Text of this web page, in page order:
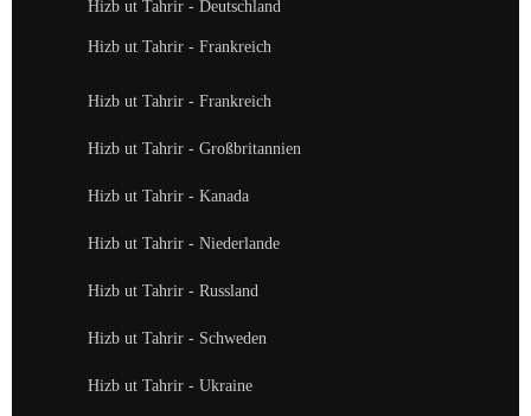
Hizb ut Tahrir - Deutschland
Hizb ut Tahrir - Frankreich
Hizb ut Tahrir - Frankreich
Hizb ut Tahrir - Großbritannien
Hizb ut Tahrir - Kanada
Hizb ut Tahrir - Niederlande
Hizb ut Tahrir - Russland
Hizb ut Tahrir - Schweden
Hizb ut Tahrir - Ukraine